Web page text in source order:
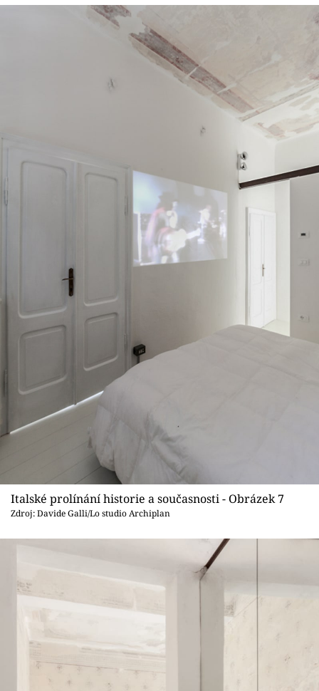
Italské prolínání historie a současnosti - Obrázek 7
Zdroj: Davide Galli/Lo studio Archiplan